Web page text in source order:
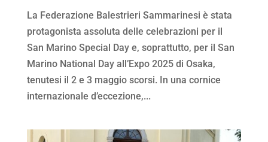
La Federazione Balestrieri Sammarinesi è stata
protagonista assoluta delle celebrazioni per il
San Marino Special Day e, soprattutto, per il San
Marino National Day all’Expo 2025 di Osaka,
tenutesi il 2 e 3 maggio scorsi. In una cornice
internazionale d’eccezione,...